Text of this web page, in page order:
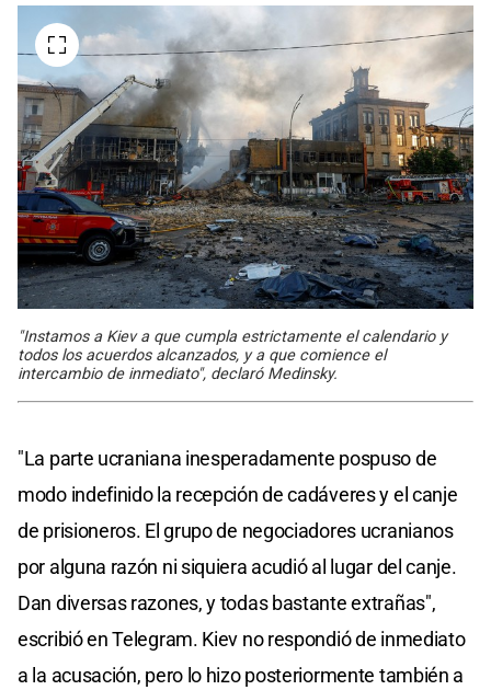
"Instamos a Kiev a que cumpla estrictamente el calendario y
todos los acuerdos alcanzados, y a que comience el
intercambio de inmediato", declaró Medinsky.
"La parte ucraniana inesperadamente pospuso de
modo indefinido la recepción de cadáveres y el canje
de prisioneros. El grupo de negociadores ucranianos
por alguna razón ni siquiera acudió al lugar del canje.
Dan diversas razones, y todas bastante extrañas",
escribió en Telegram. Kiev no respondió de inmediato
a la acusación, pero lo hizo posteriormente también a